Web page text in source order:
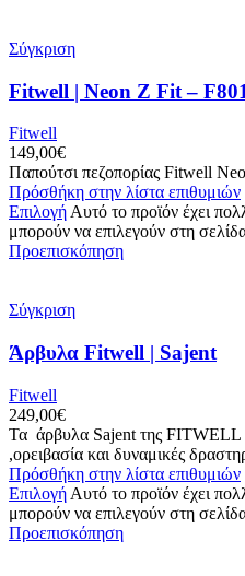
Σύγκριση
Fitwell | Neon Z Fit –
Fitwell
149,00€
Παπούτσι πεζοπορίας Fitwell
Πρόσθήκη στην λίστα επιθυμιών
Επιλογή Αυτό το προϊόν έχει
μπορούν να επιλεγούν στη
Προεπισκόπηση
Σύγκριση
Άρβυλα Fitwell | Sajent
Fitwell
249,00€
Τα άρβυλα Sajent της FITWELL
,ορειβασία και δυναμικές
Πρόσθήκη στην λίστα επιθυμιών
Επιλογή Αυτό το προϊόν έχει
μπορούν να επιλεγούν στη
Προεπισκόπηση